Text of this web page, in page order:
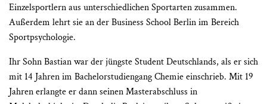
Einzelsportlern aus unterschiedlichen Sportarten zusammen.
Außerdem lehrt sie an der Business School Berlin im Bereich
Sportpsychologie.
Ihr Sohn Bastian war der jüngste Student Deutschlands, als er sich
mit 14 Jahren im Bachelorstudiengang Chemie einschrieb. Mit 19
Jahren erlangte er dann seinen Masterabschluss in